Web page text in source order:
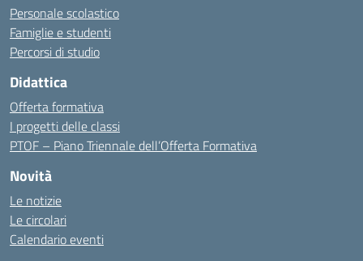
Personale scolastico
Famiglie e studenti
Percorsi di studio
Didattica
Offerta formativa
I progetti delle classi
PTOF – Piano Triennale dell’Offerta Formativa
Novità
Le notizie
Le circolari
Calendario eventi